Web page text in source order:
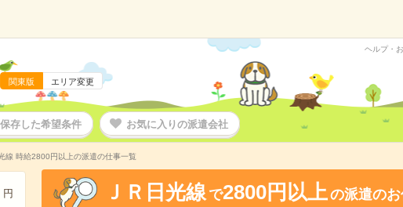
関東版 エリア変更
ヘルプ・
保存した希望条件 お気に入りの派遣会社
線 時給2800円以上の派遣の仕事一覧
円 ＪＲ日光線 で2800円以上の派遣の